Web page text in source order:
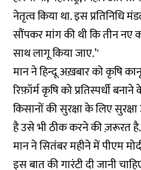
नेतृत्वकिया था. इस प्रतिनिधि
सौंपकर मांग की थी कि तीन
साथ लागू किया जाए.’'
मान ने हिन्दू अख़बार को कृषि
रिफ़ॉर्म कृषि को प्रतिस्पर्धी
किसानों की सुरक्षा के लिए
है उसे भी ठीक करने की ज़रूरत
मान ने सितंबर महीने में पीएम
इस बात की गारंटी दी जानी